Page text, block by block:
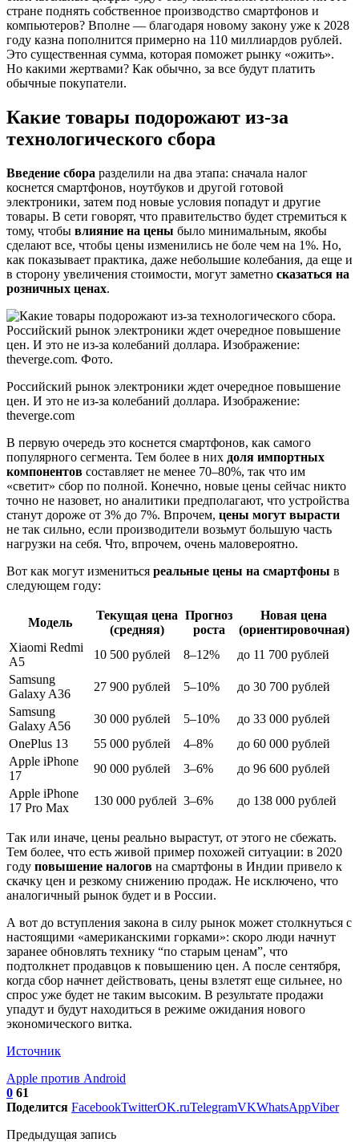
стране поднять собственное производство смартфонов и
компьютеров? Вполне — благодаря новому закону уже к 2028
году казна пополнится примерно на 110 миллиардов рублей.
Это существенная сумма, которая поможет рынку «ожить».
Но какими жертвами? Как обычно, за все будут платить
обычные покупатели.
Какие товары подорожают из-за
технологического сбора
Введение сбора разделили на два этапа: сначала налог
коснется смартфонов, ноутбуков и другой готовой
электроники, затем под новые условия попадут и другие
товары. В сети говорят, что правительство будет стремиться к
тому, чтобы влияние на цены было минимальным, якобы
сделают все, чтобы цены изменились не боле чем на 1%. Но,
как показывает практика, даже небольшие колебания, да еще и
в сторону увеличения стоимости, могут заметно сказаться на
розничных ценах.
Российский рынок электроники ждет очередное повышение
цен. И это не из-за колебаний доллара. Изображение:
theverge.com
В первую очередь это коснется смартфонов, как самого
популярного сегмента. Тем более в них доля импортных
компонентов составляет не менее 70–80%, так что им
«светит» сбор по полной. Конечно, новые цены сейчас никто
точно не назовет, но аналитики предполагают, что устройства
станут дороже от 3% до 7%. Впрочем, цены могут вырасти
не так сильно, если производители возьмут большую часть
нагрузки на себя. Что, впрочем, очень маловероятно.
Вот как могут измениться реальные цены на смартфоны в
следующем году:
Модель
Текущая цена
(средняя)
Прогноз
роста
Новая цена
(ориентировочная)
Xiaomi Redmi
A5
10 500 рублей 8–12%
до 11 700 рублей
Samsung
Galaxy A36
27 900 рублей 5–10%
до 30 700 рублей
Samsung
Galaxy A56
30 000 рублей 5–10%
до 33 000 рублей
OnePlus 13
55 000 рублей 4–8%
до 60 000 рублей
Apple iPhone
17
90 000 рублей 3–6%
до 96 600 рублей
Apple iPhone
17 Pro Max
130 000 рублей 3–6% до 138 000 рублей
Так или иначе, цены реально вырастут, от этого не сбежать.
Тем более, что есть живой пример похожей ситуации: в 2020
году повышение налогов на смартфоны в Индии привело к
скачку цен и резкому снижению продаж. Не исключено, что
аналогичный рынок будет и в России.
А вот до вступления закона в силу рынок может столкнуться с
настоящими «американскими горками»: скоро люди начнут
заранее обновлять технику “по старым ценам”, что
подтолкнет продавцов к повышению цен. А после сентября,
когда сбор начнет действовать, цены взлетят еще сильнее, но
спрос уже будет не таким высоким. В результате продажи
упадут и будут находиться в режиме ожидания нового
экономического витка.
Источник
Apple против Android
0 61
Поделится FacebookTwitterOK.ruTelegramVKWhatsAppViber
Предыдущая запись